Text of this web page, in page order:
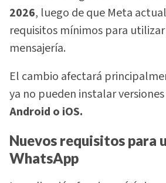
2026, luego de que Meta
requisitos mínimos para
mensajería.
El cambio afectará
ya no pueden instalar
Android o iOS.
Nuevos requisitos para
WhatsApp